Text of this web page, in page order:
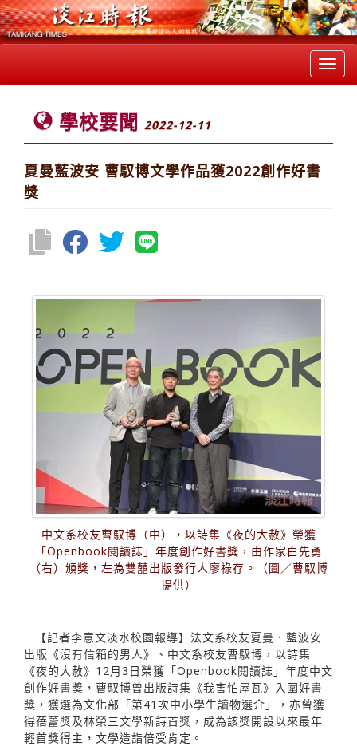
學校要聞 2022-12-11
夏曼藍波安 曹馭博文學作品獲2022創作好書
獎
中文系校友曹馭博（中），以詩集《夜的大赦》榮獲
「Openbook閱讀誌」年度創作好書獎，由作家白先勇
（右）頒獎，左為雙囍出版發行人廖祿存。（圖／曹馭博
提供）
【記者李意文淡水校園報導】法文系校友夏曼．藍波安
出版《沒有信箱的男人》、中文系校友曹馭博，以詩集
《夜的大赦》12月3日榮獲「Openbook閱讀誌」年度中文
創作好書獎，曹馭博曾出版詩集《我害怕屋瓦》入圍好書
獎，獲選為文化部「第41次中小學生讀物選介」，亦曾獲
得蓓蕾獎及林榮三文學新詩首獎，成為該獎開設以來最年
輕首獎得主，文學造詣倍受肯定。